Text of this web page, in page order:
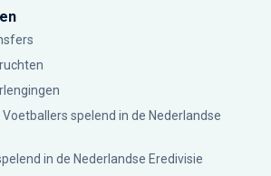
spelend in de Nederlandse
in de Nederlandse Eredivisie